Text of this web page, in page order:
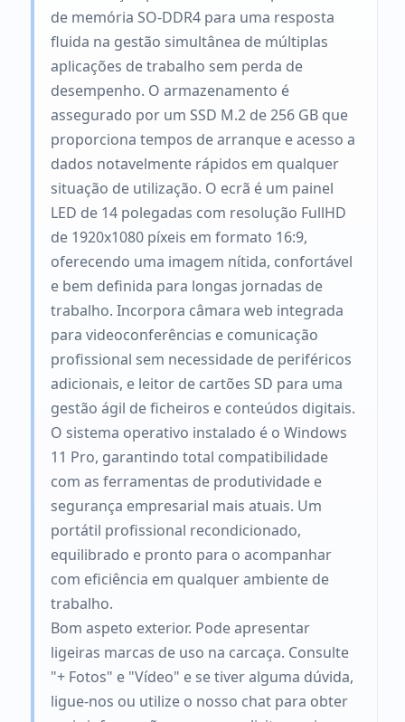
de memória SO-DDR4 para uma resposta
fluida na gestão simultânea de múltiplas
aplicações de trabalho sem perda de
desempenho. O armazenamento é
assegurado por um SSD M.2 de 256 GB que
proporciona tempos de arranque e acesso a
dados notavelmente rápidos em qualquer
situação de utilização. O ecrã é um painel
LED de 14 polegadas com resolução FullHD
de 1920x1080 píxeis em formato 16:9,
oferecendo uma imagem nítida, confortável
e bem definida para longas jornadas de
trabalho. Incorpora câmara web integrada
para videoconferências e comunicação
profissional sem necessidade de periféricos
adicionais, e leitor de cartões SD para uma
gestão ágil de ficheiros e conteúdos digitais.
O sistema operativo instalado é o Windows
11 Pro, garantindo total compatibilidade
com as ferramentas de produtividade e
segurança empresarial mais atuais. Um
portátil profissional recondicionado,
equilibrado e pronto para o acompanhar
com eficiência em qualquer ambiente de
trabalho.
Bom aspeto exterior. Pode apresentar
ligeiras marcas de uso na carcaça. Consulte
"+ Fotos" e "Vídeo" e se tiver alguma dúvida,
ligue-nos ou utilize o nosso chat para obter